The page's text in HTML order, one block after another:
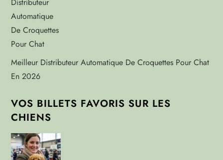
Meilleur Distributeur Automatique De Croquettes Pour Chat
En 2026
VOS BILLETS FAVORIS SUR LES
CHIENS